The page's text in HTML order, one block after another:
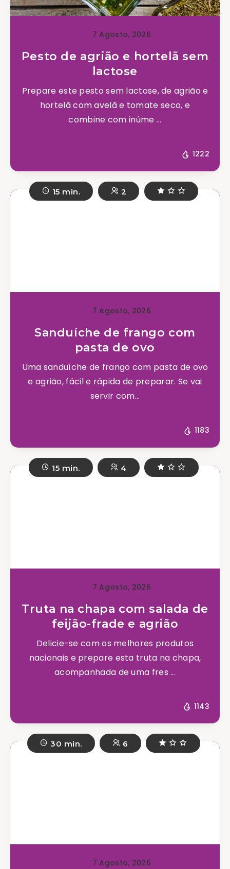
7 Agosto, 2026
Pesto de agrião e hortelã sem
lactose
Prepare este pesto sem lactose, de agrião e
hortelã com avelã e tomate seco, e
combine com inúme ...
1222
15 min. 2
7 Agosto, 2026
Sanduíche de frango com
pasta de ovo
Uma sanduíche de frango com pasta de ovo
e agrião, fácil e rápida de preparar. Se vai
servir com...
1183
15 min. 4
7 Agosto, 2026
Truta na chapa com salada de
feijão-frade e agrião
Delicie-se com os melhores produtos
nacionais e prepare esta truta na chapa,
acompanhada de uma fres ...
1143
30 min. 6
7 Agosto, 2026